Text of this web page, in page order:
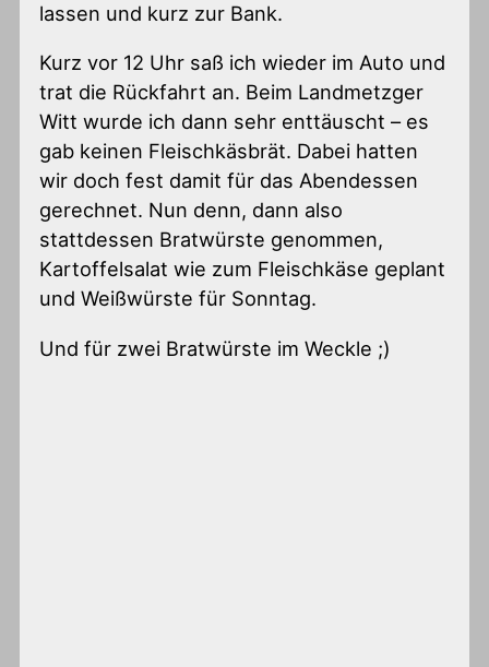
lassen und kurz zur Bank.
Kurz vor 12 Uhr saß ich wieder im Auto und
trat die Rückfahrt an. Beim Landmetzger
Witt wurde ich dann sehr enttäuscht – es
gab keinen Fleischkäsbrät. Dabei hatten
wir doch fest damit für das Abendessen
gerechnet. Nun denn, dann also
stattdessen Bratwürste genommen,
Kartoffelsalat wie zum Fleischkäse geplant
und Weißwürste für Sonntag.
Und für zwei Bratwürste im Weckle ;)